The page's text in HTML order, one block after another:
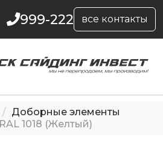
999-222 все контакты
Доборные элементы
1018 (Желтый)